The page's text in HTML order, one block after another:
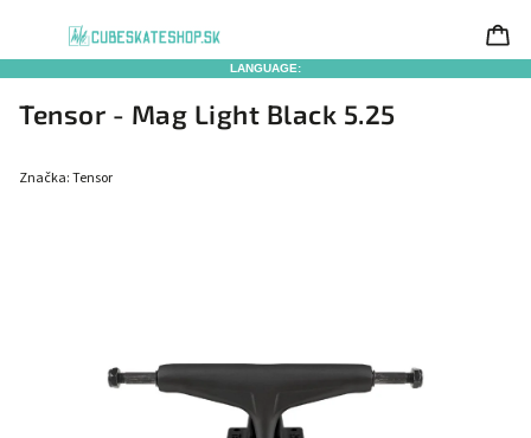
LANGUAGE:
Tensor - Mag Light Black 5.25
Značka:Tensor